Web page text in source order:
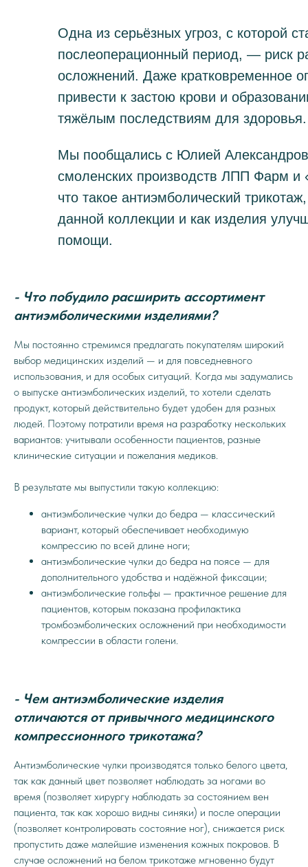
Одна из серьёзных угроз, с которой
послеоперационный период, — риск
осложнений. Даже кратковременное
привести к застою крови и
тяжёлым последствиям для здоровья.
Мы пообщались с Юлией
смоленских производств ЛПП Фарм и
что такое антиэмболический
данной коллекции и как изделия
помощи.
- Что побудило расширить ассортимент
антиэмболическими изделиями?
Мы постоянно стремимся предлагать покупателям широкий
выбор медицинских изделий — и для повседневного
использования, и для особых ситуаций. Когда мы задумались
о выпуске антиэмболических изделий, то хотели сделать
продукт, который действительно будет удобен для разных
людей. Поэтому потратили время на разработку нескольких
вариантов: учитывали особенности пациентов, разные
клинические ситуации и пожелания медиков.
В результате мы выпустили такую коллекцию:
антиэмболические чулки до бедра — классический
вариант, который обеспечивает необходимую
компрессию по всей длине ноги;
антиэмболические чулки до бедра на поясе — для
дополнительного удобства и надёжной фиксации;
антиэмболические гольфы — практичное решение для
пациентов, которым показана профилактика
тромбоэмболических осложнений при необходимости
компрессии в области голени.
- Чем антиэмболические изделия
отличаются от привычного медицинского
компрессионного трикотажа?
Антиэмболические чулки производятся только белого цвета,
так как данный цвет позволяет наблюдать за ногами во
время (позволяет хирургу наблюдать за состоянием вен
пациента, так как хорошо видны синяки) и после операции
(позволяет контролировать состояние ног), снижается риск
пропустить даже малейшие изменения кожных покровов. В
случае осложнений на белом трикотаже мгновенно будут